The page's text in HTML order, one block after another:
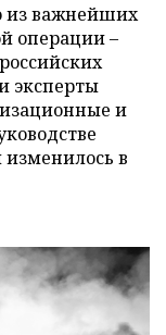
из важнейших
операции –
эксперты
и
в